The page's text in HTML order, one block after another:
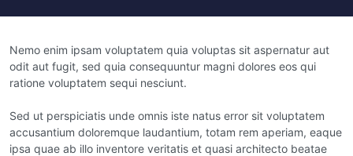
Nemo enim ipsam voluptatem quia voluptas sit aspernatur aut
odit aut fugit, sed quia consequuntur magni dolores eos qui
ratione voluptatem sequi nesciunt.
Sed ut perspiciatis unde omnis iste natus error sit voluptatem
accusantium doloremque laudantium, totam rem aperiam, eaque
ipsa quae ab illo inventore veritatis et quasi architecto beatae